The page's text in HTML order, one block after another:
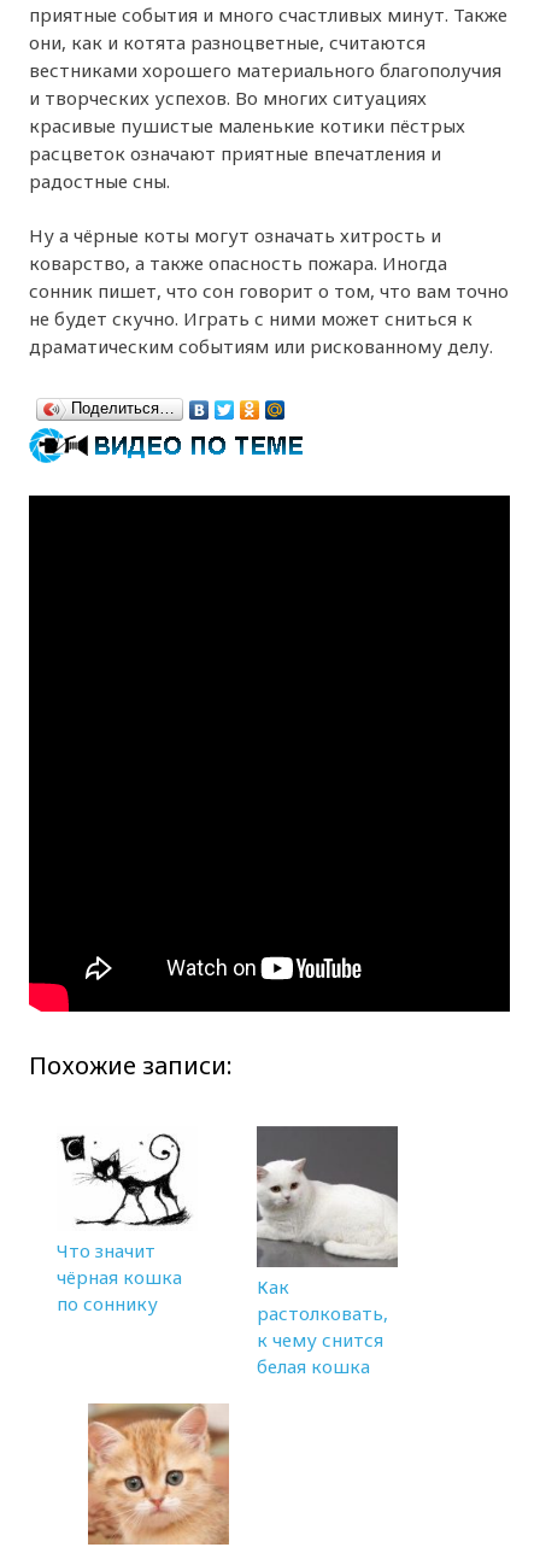
приятные события и много счастливых минут. Также
они, как и котята разноцветные, считаются
вестниками хорошего материального благополучия
и творческих успехов. Во многих ситуациях
красивые пушистые маленькие котики пёстрых
расцветок означают приятные впечатления и
радостные сны.
Ну а чёрные коты могут означать хитрость и
коварство, а также опасность пожара. Иногда
сонник пишет, что сон говорит о том, что вам точно
не будет скучно. Играть с ними может сниться к
драматическим событиям или рискованному делу.
Поделиться…
Похожие записи:
Что значит
чёрная кошка
по соннику
Как
растолковать,
к чему снится
белая кошка